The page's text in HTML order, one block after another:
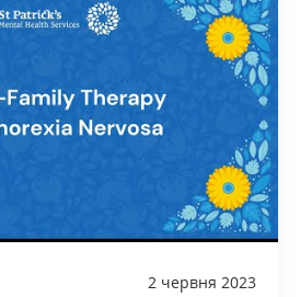
2 червня 2023